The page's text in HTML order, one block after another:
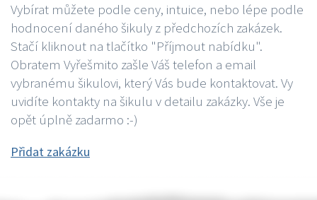
Vybírat můžete podle ceny, intuice, nebo lépe podle
hodnocení daného šikuly z předchozích zakázek.
Stačí kliknout na tlačítko "Příjmout nabídku".
Obratem Vyřešmito zašle Váš telefon a email
vybranému šikulovi, který Vás bude kontaktovat. Vy
uvidíte kontakty na šikulu v detailu zakázky. Vše je
opět úplně zadarmo :-)
Přidat zakázku